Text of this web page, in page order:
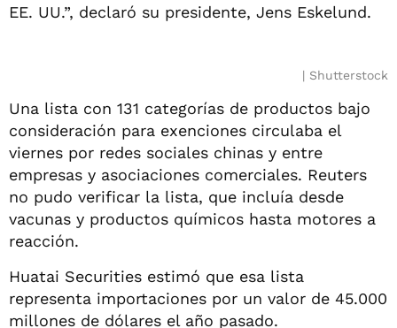
EE. UU.”, declaró su presidente, Jens Eskelund.
Shutterstock
Una lista con 131 categorías de productos bajo
consideración para exenciones circulaba el
viernes por redes sociales chinas y entre
empresas y asociaciones comerciales. Reuters
no pudo verificar la lista, que incluía desde
vacunas y productos químicos hasta motores a
reacción.
Huatai Securities estimó que esa lista
representa importaciones por un valor de 45.000
millones de dólares el año pasado.